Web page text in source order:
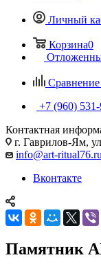
Личный
Корзина0
Сравнение
+7 (960) 531-
Контактная
г. Гаврилов-Ям,
info@art-ritual76.ru
Вконтакте
Памятник